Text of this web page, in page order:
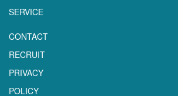
SERVICE
CONTACT
RECRUIT
PRIVACY
POLICY